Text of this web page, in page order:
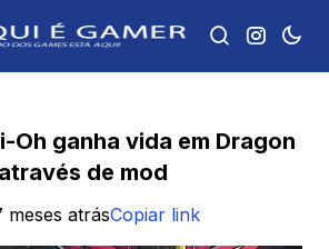
Oh ganha vida em Dragon
de mod
meses atrásCopiar link